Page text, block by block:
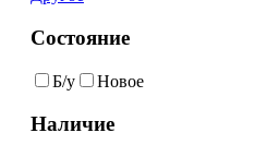
Состояние
Б/у Новое
Наличие